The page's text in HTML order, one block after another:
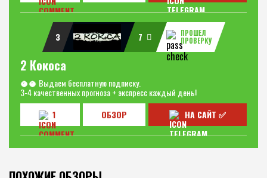
3 7
ПРОШЕЛ
ПРОВЕРКУ
2 Кокоса
🥥🥥 Выдаем бесплатную подписку.
3-4 качественных прогноза + экспресс каждый день!
1
ОБЗОР НА САЙТ ✅